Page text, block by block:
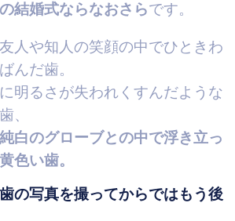
結婚式ならなおさらです。
人や知人の笑顔の中でひときわ
んだ歯。
明るさが失われくすんだような
、
白のグローブとの中で浮き立っ
色い歯。
の写真を撮ってからではもう後